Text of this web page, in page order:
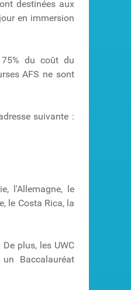
destinées aux
en immersion
du coût du
AFS ne sont
suivante :
l'Allemagne, le
le Costa Rica, la
plus, les UWC
Baccalauréat